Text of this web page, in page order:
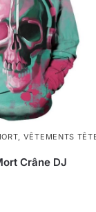
, VÊTEMENTS
Crâne DJ